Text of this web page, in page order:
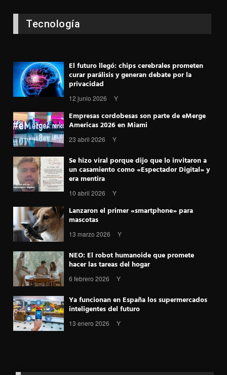
Tecnología
El futuro llegó: chips cerebrales prometen
curar parálisis y generan debate por la
privacidad
12 junio 2026 Y
Empresas cordobesas son parte de eMerge
Americas 2026 en Miami
23 abril 2026 Y
Se hizo viral porque dijo que lo invitaron a
un casamiento como «Espectador Digital» y
era mentira
10 abril 2026 Y
Lanzaron el primer «smartphone» para
mascotas
13 marzo 2026 Y
NEO: El robot humanoide que promete
hacer las tareas del hogar
6 febrero 2026 Y
Ya funcionan en España los supermercados
inteligentes del futuro
13 enero 2026 Y